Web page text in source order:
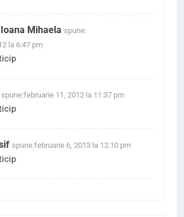
Mihaela spune:
la 6:47 pm
spune:februarie 11, 2012 la 11:37 pm
spune:februarie 6, 2013 la 12:10 pm